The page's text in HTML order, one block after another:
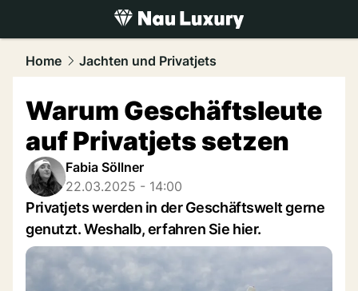
luxury.NAU.ch
Home Jachten und Privatjets
Warum Geschäftsleute
auf Privatjets setzen
Fabia Söllner
22.03.2025 - 14:00
Privatjets werden in der Geschäftswelt gerne
genutzt. Weshalb, erfahren Sie hier.